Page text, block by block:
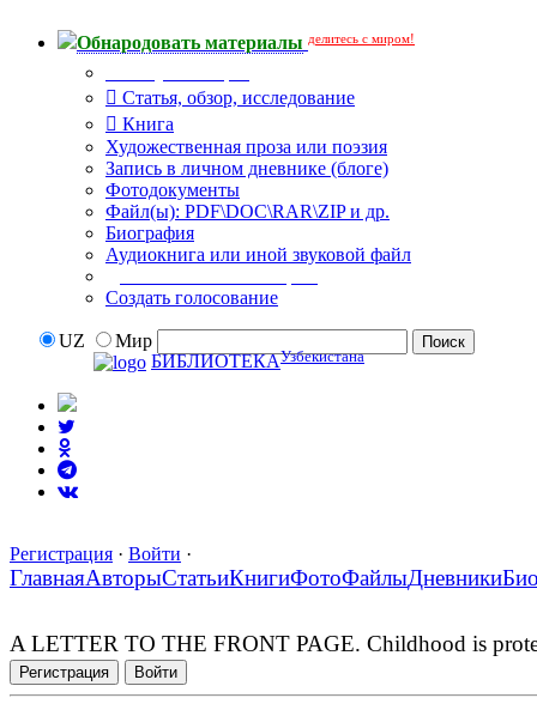
Обнародовать материалы делитесь с миром!
Статья, обзор, исследование
Книга
Художественная проза или поэзия
Запись в личном дневнике (блоге)
Фотодокументы
Файл(ы): PDF\DOC\RAR\ZIP и др.
Биография
Аудиокнига или иной звуковой файл
Создать голосование
UZ
Мир
БИБЛИОТЕКАУзбекистана
Регистрация · Войти ·
ГлавнаяАвторыСтатьиКнигиФотоФайлыДневники
A LETTER TO THE FRONT PAGE. Childhood is
Регистрация Войти